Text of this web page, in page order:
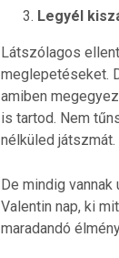
Legyél
Látszólagos
meglepetéseket.
amiben
is tartod. Nem
nélküled játszmát.
De mindig vannak
Valentin nap, ki
maradandó